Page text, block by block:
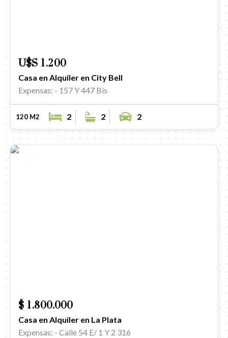
U$S 1.200
Casa en Alquiler en City Bell
Expensas: - 157 Y 447 Bis
120 M2 2 2 2
$ 1.800.000
Casa en Alquiler en La Plata
Expensas: - Calle 54 E/ 1 Y 2 316